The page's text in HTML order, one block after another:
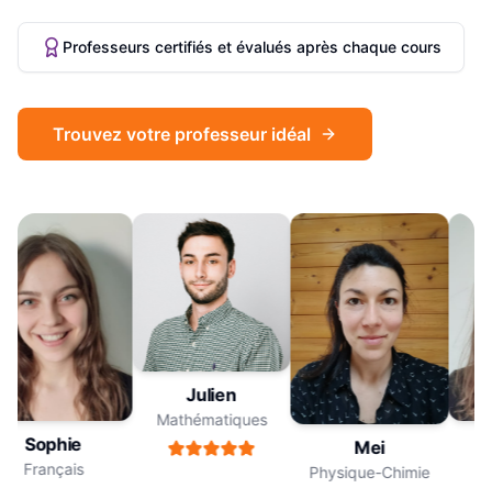
Sophie
Français
Julien
Mathématiques
Mei
Physique-Chimie
Professeurs certifiés et évalués après chaque cours
Trouvez votre professeur idéal